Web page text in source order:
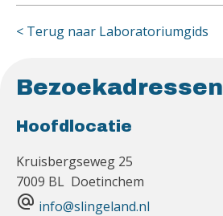
< Terug naar Laboratoriumgids
Bezoekadressen
Hoofdlocatie
Kruisbergseweg 25
7009 BL Doetinchem
alternate_email info@slingeland.nl